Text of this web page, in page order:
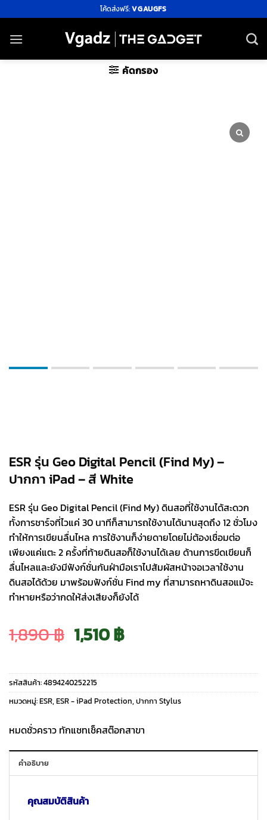
ไป
ยัง
โค้ดส่งฟรี:VGAUGFS
คัดกรอง
ESR รุ่น Geo Digital Pencil (Find My) –
ปากกา iPad – สี White
ESR รุ่น Geo Digital Pencil (Find My) ดินสอที่ใช้งานได้สะดวก
ทั้งการชาร์จที่ไวแค่ 30 นาทีก็สามารถใช้งานได้นานสุดถึง 12 ชั่วโมง
ทำให้การเขียนลื่นไหล การใช้งานก็ง่ายดายโดยไม่ต้องเชื่อมต่อ
เพียงแค่แตะ 2 ครั้งที่ท้ายดินสอก็ใช้งานได้เลย ด้านการขีดเขียนก็
ลื่นไหลและยังมีฟังก์ชั่นกันฝ่ามือเราไปสัมผัสหน้าจอเวลาใช้งาน
ดินสอได้ด้วย มาพร้อมฟังก์ชั่น Find my ที่สามารถหาดินสอแม้จะ
ทำหายหรือว่ากดให้ส่งเสียงก็ยังได้
1,890฿ Original
price
was:
1,890 ฿.
1,510฿Current
price
is:
1,510 ฿.
รหัสสินค้า:4894240252215
หมวดหมู่:ESR, ESR - iPad Protection, ปากกา Stylus
หมดชั่วคราว ทักแชทเช็คสต๊อกสาขา
คำอธิบาย
คุณสมบัติสินค้า